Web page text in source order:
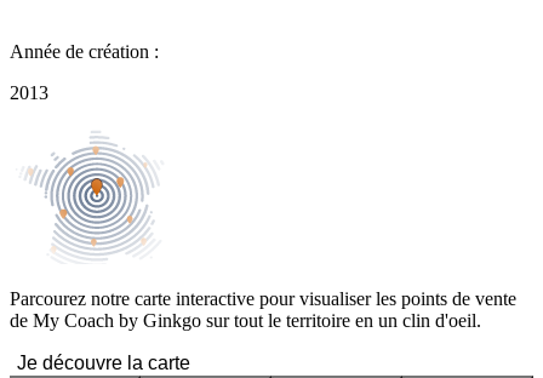
Année de création :
2013
Parcourez notre carte interactive pour visualiser les points de vente
de My Coach by Ginkgo sur tout le territoire en un clin d'oeil.
Je découvre la carte